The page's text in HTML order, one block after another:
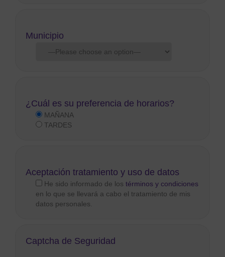
Municipio
¿Cuál es su preferencia de horarios?
MAÑANA
TARDES
Aceptación tratamiento y uso de datos
He sido informado de los términos y condiciones
en lo que se llevará a cabo el tratamiento de mis
datos personales.
Captcha de Seguridad